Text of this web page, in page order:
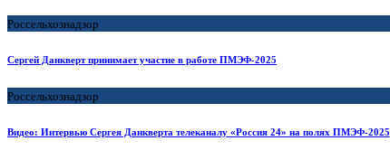
Россельхознадзор
Сергей Данкверт принимает участие в работе ПМЭФ-2025
Россельхознадзор
Видео: Интервью Сергея Данкверта телеканалу «Россия 24» на полях ПМЭФ-2025